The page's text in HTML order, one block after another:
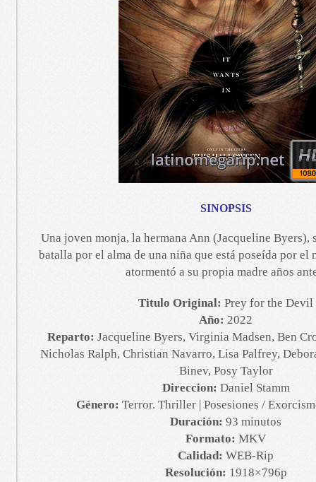
SINOPSIS
Una joven monja, la hermana Ann (Jacqueline Byers),
batalla por el alma de una niña que está poseída por el
atormentó a su propia madre años
Titulo Original: Prey for the Devil
Año: 2022
Reparto: Jacqueline Byers, Virginia Madsen, Ben
Nicholas Ralph, Christian Navarro, Lisa Palfrey,
Binev, Posy Taylor
Direccion: Daniel Stamm
Género: Terror. Thriller | Posesiones /
Duración: 93 minutos
Formato: MKV
Calidad: WEB-Rip
Resolución: 1918×796p